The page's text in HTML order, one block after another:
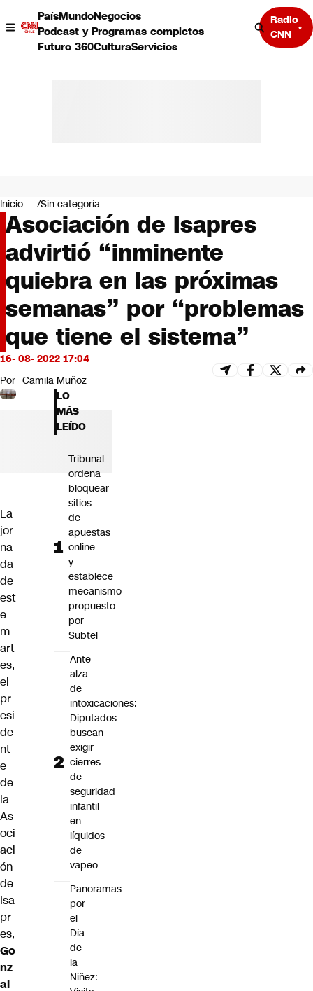
PaísMundoNegocios
Podcast y Programas completos
Futuro 360CulturaServicios
Radio
CNN
Negocios
Deportes
Programas completos
Cultura
Servicios
Bits
CNN Data
CNN tiempo
Futuro 360
Opinión
Inicio Sin categoría
Asociación de Isapres
advirtió “inminente
quiebra en las próximas
semanas” por “problemas
que tiene el sistema”
16- 08- 2022 17:04
Por Camila Muñoz
La
jor
na
da
de
est
e
m
art
es,
el
pr
esi
de
nt
e
de
la
As
oci
aci
ón
de
Isa
pr
es,
Go
nz
al
LO
MÁS
LEÍDO
Tribunal
ordena
bloquear
sitios
de
apuestas
online
y
establece
mecanismo
propuesto
por
Subtel
Ante
alza
de
intoxicaciones:
Diputados
buscan
exigir
cierres
de
seguridad
infantil
en
líquidos
de
vapeo
Panoramas
por
el
Día
de
la
Niñez: